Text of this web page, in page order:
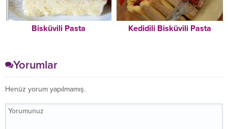
Bisküvili Pasta Kedidili Bisküvili Pasta
Yorumlar
Henüz yorum yapılmamış.